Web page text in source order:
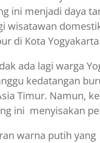
ini menjadi daya
wisatawan
di Kota
ada lagi warga
kedatangan
Timur. Namun,
ini menyisakan
warna putih yang